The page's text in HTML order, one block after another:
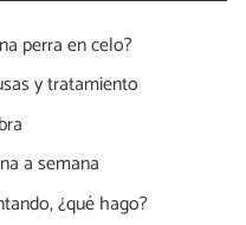
perra en celo?
y tratamiento
a semana
¿qué hago?